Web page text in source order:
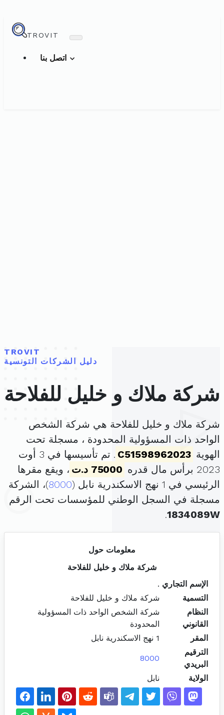
TROVIT
TROVIT
دليل الشركات التونسية
شركة ملاك و خليل للفلاحة
شركة ملاك و خليل للفلاحة هي شركة الشخص
الواحد ذات المسؤولية المحدودة ، مسجلة تحت
الهوية C51598962023
. تم تأسيسها في 3 أوت
2023 برأس مال قدره
75000 د.ت
، ويقع مقرها
الرئيسي في 1 نهج الاسكندرية نابل (
8000)، الشركة
مسجلة في السجل الوطني للمؤسسات تحت الرقم
1834089W
.
معلومات حول
شركة ملاك و خليل للفلاحة
الإسم التجاري .
التسمية
شركة ملاك و خليل للفلاحة
النظام
القانوني
شركة الشخص الواحد ذات المسؤولية
المحدودة
المقر
1 نهج الاسكندرية نابل
الترقيم
البريدي
8000
الولاية نابل